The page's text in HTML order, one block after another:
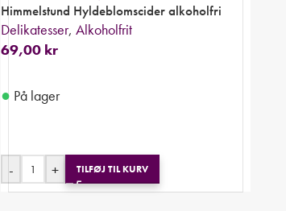
Himmelstund Hyldeblomscider alkoholfri
Delikatesser, Alkoholfrit
69,00 kr
● På lager
- + TILFØJ TIL KURV